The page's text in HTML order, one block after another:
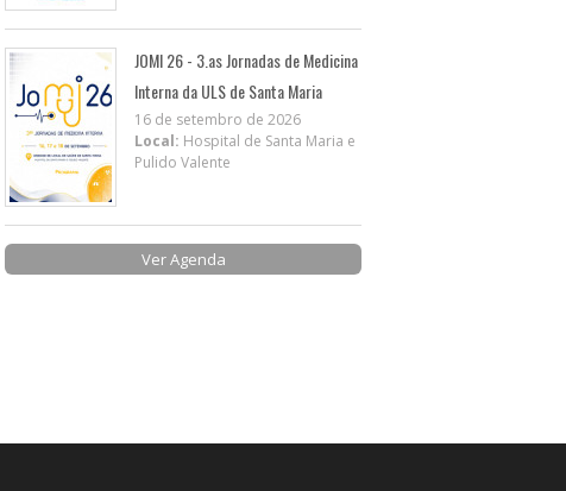
JOMI 26 - 3.as Jornadas de Medicina
Interna da ULS de Santa Maria
16 de setembro de 2026
Local: Hospital de Santa Maria e
Pulido Valente
Ver Agenda